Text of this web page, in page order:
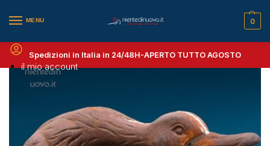
MENU
il mio account
0
Spedizioni in Italia in 24/48H-APERTO TUTTO AGOSTO